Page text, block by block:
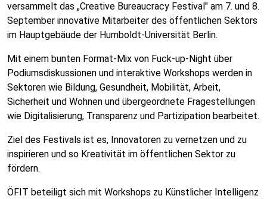
versammelt das „Creative Bureaucracy Festival" am 7. und 8.
September innovative Mitarbeiter des öffentlichen Sektors
im Hauptgebäude der Humboldt-Universität Berlin.
Mit einem bunten Format-Mix von Fuck-up-Night über
Podiumsdiskussionen und interaktive Workshops werden in
Sektoren wie Bildung, Gesundheit, Mobilität, Arbeit,
Sicherheit und Wohnen und übergeordnete Fragestellungen
wie Digitalisierung, Transparenz und Partizipation bearbeitet.
Ziel des Festivals ist es, Innovatoren zu vernetzen und zu
inspirieren und so Kreativität im öffentlichen Sektor zu
fördern.
ÖFIT beteiligt sich mit Workshops zu Künstlicher Intelligenz